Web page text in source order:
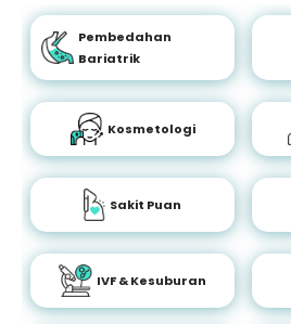
Pembedahan
Bariatrik
Kosmetologi
Sakit Puan
IVF & Kesuburan